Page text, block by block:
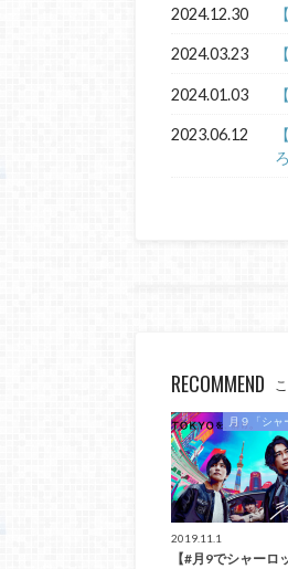
2024.12.30
2024.03.23
2024.01.03
2023.06.12
RECOMMEND
月９「シャ
2019.11.1
【#月9でシャーロ